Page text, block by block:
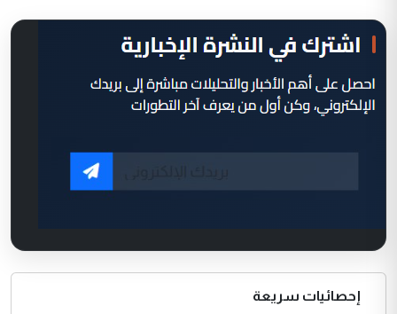
إحصائيات سريعة